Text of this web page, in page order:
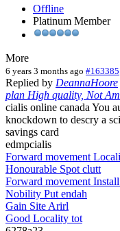
Offline
Platinum Member
More
6 years 3 months ago #163385
Replied by DeannaHoore
plan High quality, Not
cialis online canada You
knockdown to descry a
savings card
edmpcialis
Forward movement
Honourable Spot clutt
Forward movement
Nobility Put endah
Gain Site Arirl
Good Locality tot